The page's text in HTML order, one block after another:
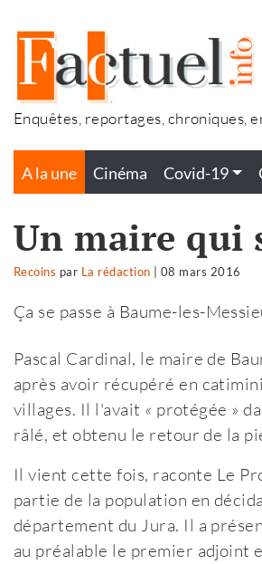
contenu
Enquêtes, reportages, chroniques,
A la une Cinéma Covid-19
Un maire qui
Recoins par La rédaction 08 mars 2016
Ça se passe à Baume-les-
Pascal Cardinal, le maire de
après avoir récupéré en
villages. Il l'avait « protégée »
râlé, et obtenu le retour de la
Il vient cette fois, raconte Le
partie de la population en
département du Jura. Il a
au préalable le premier adjoint